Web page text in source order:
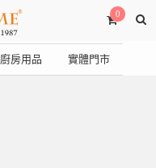
0
廚房用品 實體門市